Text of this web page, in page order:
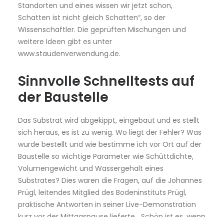
Standorten und eines wissen wir jetzt schon,
Schatten ist nicht gleich Schatten“, so der
Wissenschaftler. Die geprüften Mischungen und
weitere Ideen gibt es unter
www.staudenverwendung.de.
Sinnvolle Schnelltests auf
der Baustelle
Das Substrat wird abgekippt, eingebaut und es stellt
sich heraus, es ist zu wenig. Wo liegt der Fehler? Was
wurde bestellt und wie bestimme ich vor Ort auf der
Baustelle so wichtige Parameter wie Schüttdichte,
Volumengewicht und Wassergehalt eines
Substrates? Dies waren die Fragen, auf die Johannes
Prügl, leitendes Mitglied des Bodeninstituts Prügl,
praktische Antworten in seiner Live-Demonstration